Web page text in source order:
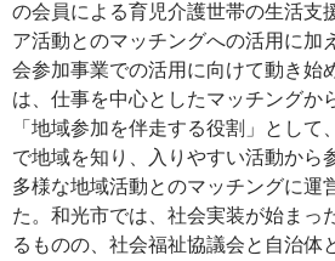
の会員による育児介護世帯の生活支
ア活動とのマッチングへの活用に加
会参加事業での活用に向けて動き始
は、仕事を中心としたマッチングか
「地域参加を伴走する役割」として
で地域を知り、入りやすい活動から
多様な地域活動とのマッチングに運
た。和光市では、社会実装が始まっ
るものの、社会福祉協議会と自治体